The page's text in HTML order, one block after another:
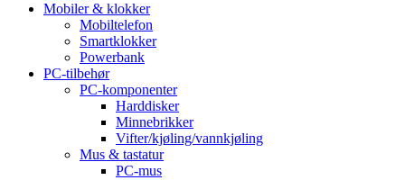
Mobiler & klokker
Mobiltelefon
Smartklokker
Powerbank
PC-tilbehør
PC-komponenter
Harddisker
Minnebrikker
Vifter/kjøling/vannkjøling
Mus & tastatur
PC-mus